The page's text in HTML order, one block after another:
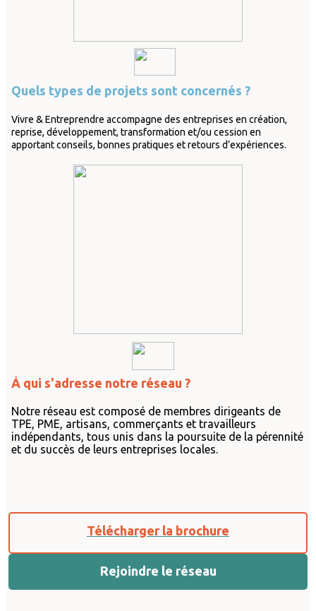
Quels types de projets sont concernés ?
Vivre & Entreprendre accompagne des entreprises en création,
reprise, développement, transformation et/ou cession en
apportant conseils, bonnes pratiques et retours d’expériences.
À qui s'adresse notre réseau ?
Notre réseau est composé de membres dirigeants de
TPE, PME, artisans, commerçants et travailleurs
indépendants, tous unis dans la poursuite de la pérennité
et du succès de leurs entreprises locales.
Télécharger la brochure
Rejoindre le réseau